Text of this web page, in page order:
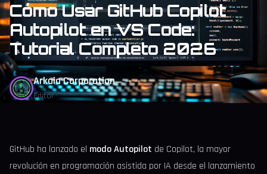
Cómo Usar GitHub Copilot
Autopilot en VS Code:
Tutorial Completo 2026
Arkaia Corporation
Editor
GitHub ha lanzado el modo Autopilot de Copilot, la mayor
revolución en programación asistida por IA desde el lanzamiento